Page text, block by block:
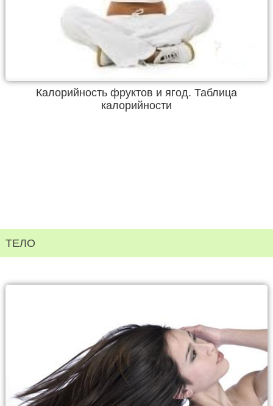
Калорийность фруктов и ягод. Таблица
калорийности
ТЕЛО